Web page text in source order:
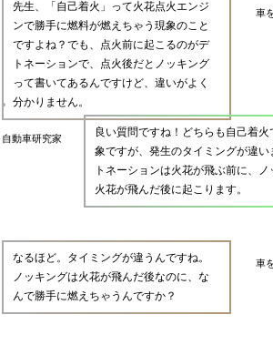
車
先生、「自己着火」って火花点火エンジ
ンで勝手に燃料が燃えちゃう現象のこと
ですよね？でも、点火前に起こるのがデ
トネーションで、点火後だとノッキング
って書いてあるんですけど、違いがよく
分かりません。
自動車研究家
良い質問ですね！どちらも自己着火
象ですが、発生のタイミングが違い
トネーションは火花が飛ぶ前に、ノ
火花が飛んだ後に起こります。
車
なるほど。タイミングが違うんですね。
ノッキングは火花が飛んだ後なのに、な
んで勝手に燃えちゃうんですか？